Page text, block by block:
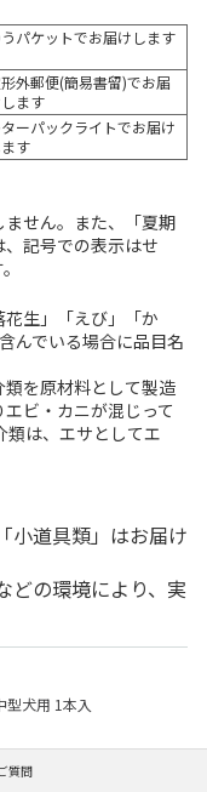
うパケットでお届けします
外郵便(簡易書留)でお届
ます
ターパックライトでお届け
ます
せん。また、「夏期
記号での表示はせ
生」「えび」「か
んでいる場合に品目名
を原材料として製造
ビ・カニが混じって
類は、エサとしてエ
小道具類」はお届け
どの環境により、実
型犬用 1本入
質問